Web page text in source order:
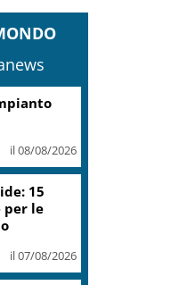
il 08/08/2026
15
per le
il 07/08/2026